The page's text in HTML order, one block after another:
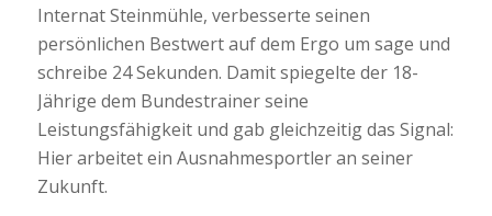
Internat Steinmühle, verbesserte seinen
persönlichen Bestwert auf dem Ergo um sage und
schreibe 24 Sekunden. Damit spiegelte der 18-
Jährige dem Bundestrainer seine
Leistungsfähigkeit und gab gleichzeitig das Signal:
Hier arbeitet ein Ausnahmesportler an seiner
Zukunft.